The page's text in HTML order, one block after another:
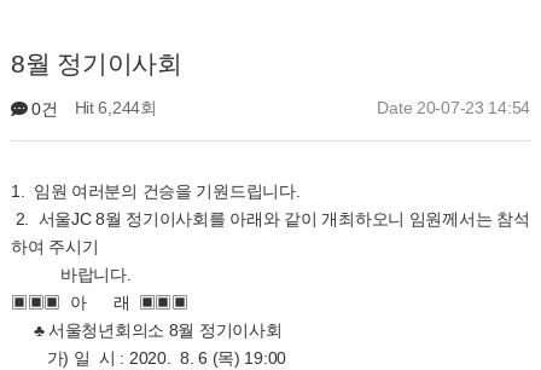
8월 정기이사회
0건 Hit 6,244회 Date 20-07-23 14:54
1. 임원 여러분의 건승을 기원드립니다.
2. 서울JC 8월 정기이사회를 아래와 같이 개최하오니 임원께서는 참석
하여 주시기
바랍니다.
▣▣▣ 아 래 ▣▣▣
♣ 서울청년회의소 8월 정기이사회
가) 일 시 : 2020. 8. 6 (목) 19:00